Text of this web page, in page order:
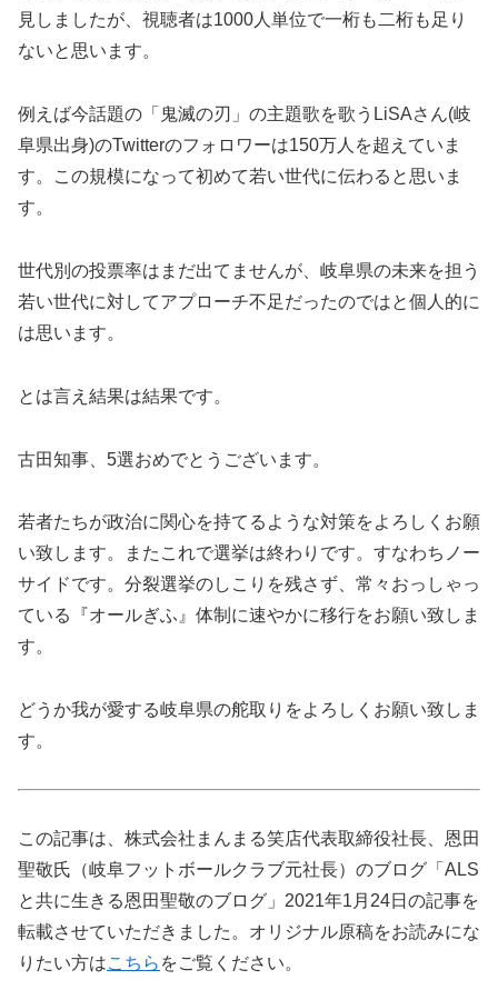
見しましたが、視聴者は1000人単位で一桁も二桁も足り
ないと思います。
例えば今話題の「鬼滅の刃」の主題歌を歌うLiSAさん(岐
阜県出身)のTwitterのフォロワーは150万人を超えていま
す。この規模になって初めて若い世代に伝わると思いま
す。
世代別の投票率はまだ出てませんが、岐阜県の未来を担う
若い世代に対してアプローチ不足だったのではと個人的に
は思います。
とは言え結果は結果です。
古田知事、5選おめでとうございます。
若者たちが政治に関心を持てるような対策をよろしくお願
い致します。またこれで選挙は終わりです。すなわちノー
サイドです。分裂選挙のしこりを残さず、常々おっしゃっ
ている『オールぎふ』体制に速やかに移行をお願い致しま
す。
どうか我が愛する岐阜県の舵取りをよろしくお願い致しま
す。
この記事は、株式会社まんまる笑店代表取締役社長、恩田
聖敬氏（岐阜フットボールクラブ元社長）のブログ「ALS
と共に生きる恩田聖敬のブログ」2021年1月24日の記事を
転載させていただきました。オリジナル原稿をお読みにな
りたい方はこちら をご覧ください。